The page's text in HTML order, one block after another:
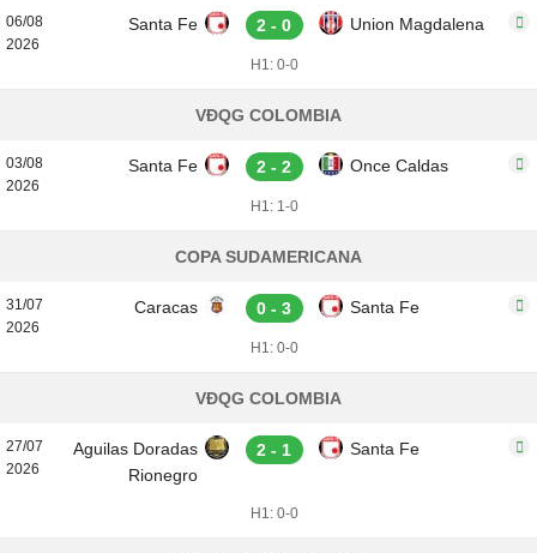
06/08
2026
Santa Fe 2 - 0 Union Magdalena
H1: 0-0
VĐQG COLOMBIA
03/08
2026
Santa Fe 2 - 2 Once Caldas
H1: 1-0
COPA SUDAMERICANA
31/07
2026
Caracas 0 - 3 Santa Fe
H1: 0-0
VĐQG COLOMBIA
27/07
2026
Aguilas Doradas
Rionegro
2 - 1 Santa Fe
H1: 0-0